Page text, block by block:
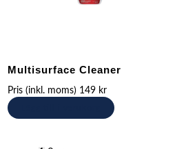
Multisurface Cleaner
Pris (inkl. moms) 149 kr